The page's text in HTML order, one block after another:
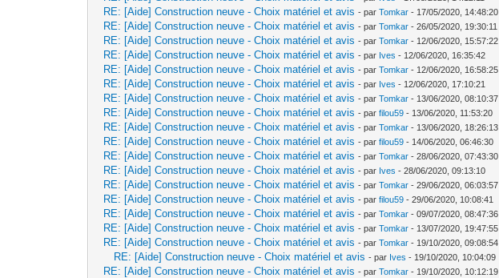
RE: [Aide] Construction neuve - Choix matériel et avis - parTomkar - 17/05/2020, 14:48:20
RE: [Aide] Construction neuve - Choix matériel et avis - parTomkar - 26/05/2020, 19:30:11
RE: [Aide] Construction neuve - Choix matériel et avis - parTomkar - 12/06/2020, 15:57:22
RE: [Aide] Construction neuve - Choix matériel et avis - par Ives - 12/06/2020, 16:35:42
RE: [Aide] Construction neuve - Choix matériel et avis - parTomkar - 12/06/2020, 16:58:25
RE: [Aide] Construction neuve - Choix matériel et avis - par Ives - 12/06/2020, 17:10:21
RE: [Aide] Construction neuve - Choix matériel et avis - parTomkar - 13/06/2020, 08:10:37
RE: [Aide] Construction neuve - Choix matériel et avis - parfilou59 - 13/06/2020, 11:53:20
RE: [Aide] Construction neuve - Choix matériel et avis - parTomkar - 13/06/2020, 18:26:13
RE: [Aide] Construction neuve - Choix matériel et avis - parfilou59 - 14/06/2020, 06:46:30
RE: [Aide] Construction neuve - Choix matériel et avis - parTomkar - 28/06/2020, 07:43:30
RE: [Aide] Construction neuve - Choix matériel et avis - par Ives - 28/06/2020, 09:13:10
RE: [Aide] Construction neuve - Choix matériel et avis - parTomkar - 29/06/2020, 06:03:57
RE: [Aide] Construction neuve - Choix matériel et avis - parfilou59 - 29/06/2020, 10:08:41
RE: [Aide] Construction neuve - Choix matériel et avis - parTomkar - 09/07/2020, 08:47:36
RE: [Aide] Construction neuve - Choix matériel et avis - parTomkar - 13/07/2020, 19:47:55
RE: [Aide] Construction neuve - Choix matériel et avis - parTomkar - 19/10/2020, 09:08:54
RE: [Aide] Construction neuve - Choix matériel et avis - par Ives - 19/10/2020, 10:04:09
RE: [Aide] Construction neuve - Choix matériel et avis - parTomkar - 19/10/2020, 10:12:19